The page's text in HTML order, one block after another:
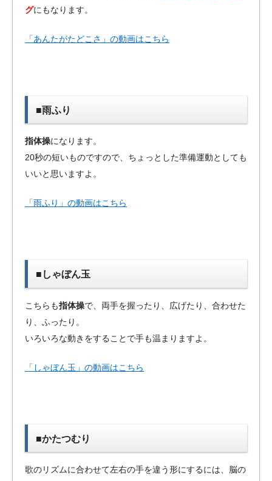
グにもなります。
「あんたがたどこさ」の動画はこちら
■雨ふり
指体操になります。
20秒の短いものですので、ちょっとした準備運動としても
いいと思いますよ。
「雨ふり」の動画はこちら
■しゃぼん玉
こちらも指体操で、両手を握ったり、広げたり、合わせた
り、ふったり。
いろいろな動きをすることで手も温まりますよ。
「しゃぼん玉」の動画はこちら
■かたつむり
歌のリズムに合わせて左右の手を違う形にするには、脳の